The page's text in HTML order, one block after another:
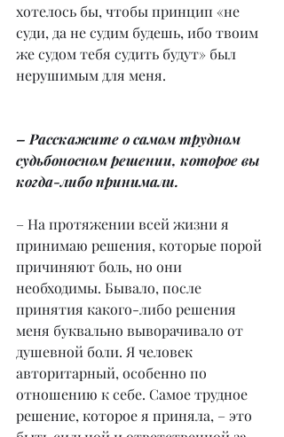
хотелось бы, чтобы принцип «не
суди, да не судим будешь, ибо твоим
же судом тебя судить будут» был
нерушимым для меня.
– Расскажите о самом трудном
судьбоносном решении, которое вы
когда-либо принимали.
– На протяжении всей жизни я
принимаю решения, которые порой
причиняют боль, но они
необходимы. Бывало, после
принятия какого-либо решения
меня буквально выворачивало от
душевной боли. Я человек
авторитарный, особенно по
отношению к себе. Самое трудное
решение, которое я приняла, – это